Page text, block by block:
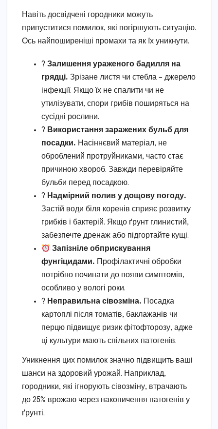
Навіть досвідчені городники можуть
припуститися помилок, які погіршують ситуацію.
Ось найпоширеніші промахи та як їх уникнути.
? Залишення ураженого бадилля на
грядці. Зрізане листя чи стебла – джерело
інфекції. Якщо їх не спалити чи не
утилізувати, спори грибів поширяться на
сусідні рослини.
? Використання заражених бульб для
посадки. Насіннєвий матеріал, не
оброблений протруйниками, часто стає
причиною хвороб. Завжди перевіряйте
бульби перед посадкою.
? Надмірний полив у дощову погоду.
Застій води біля коренів сприяє розвитку
грибків і бактерій. Якщо ґрунт глинистий,
забезпечте дренаж або підгортайте кущі.
Запізніле обприскування
фунгіцидами. Профілактичні обробки
потрібно починати до появи симптомів,
особливо у вологі роки.
? Неправильна сівозміна. Посадка
картоплі після томатів, баклажанів чи
перцю підвищує ризик фітофторозу, адже
ці культури мають спільних патогенів.
Уникнення цих помилок значно підвищить ваші
шанси на здоровий урожай. Наприклад,
городники, які ігнорують сівозміну, втрачають
до 25% врожаю через накопичення патогенів у
ґрунті.